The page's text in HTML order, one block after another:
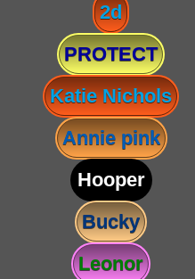
2d
PROTECT
Katie Nichols
Annie pink
Hooper
Bucky
Leonor